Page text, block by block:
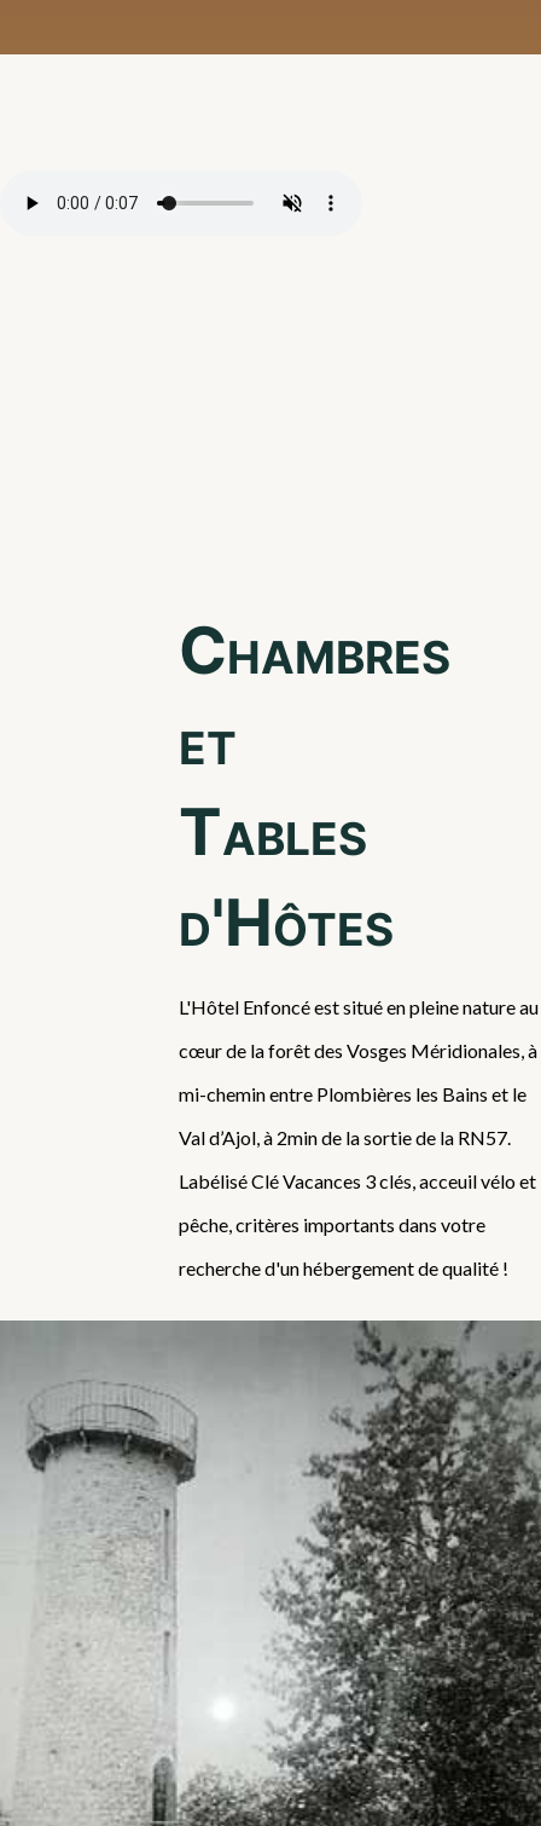
Chambres
et
Tables
d'Hôtes
L'Hôtel Enfoncé est situé en pleine nature au
cœur de la forêt des Vosges Méridionales, à
mi-chemin entre Plombières les Bains et le
Val d’Ajol, à 2min de la sortie de la RN57.
Labélisé Clé Vacances 3 clés, acceuil vélo et
pêche, critères importants dans votre
recherche d'un hébergement de qualité !